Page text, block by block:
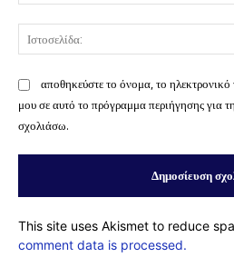
αποθηκεύστε το όνομα, το ηλεκτρονικό
μου σε αυτό το πρόγραμμα περιήγησης για
σχολιάσω.
This site uses Akismet to reduce
comment data is processed.